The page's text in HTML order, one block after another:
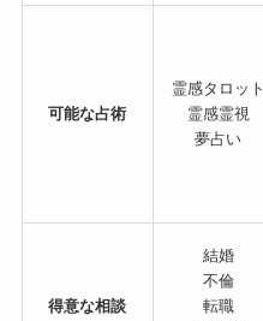
可能な占術
霊感タロット
霊感霊視
夢占い
得意な相談
結婚
不倫
転職